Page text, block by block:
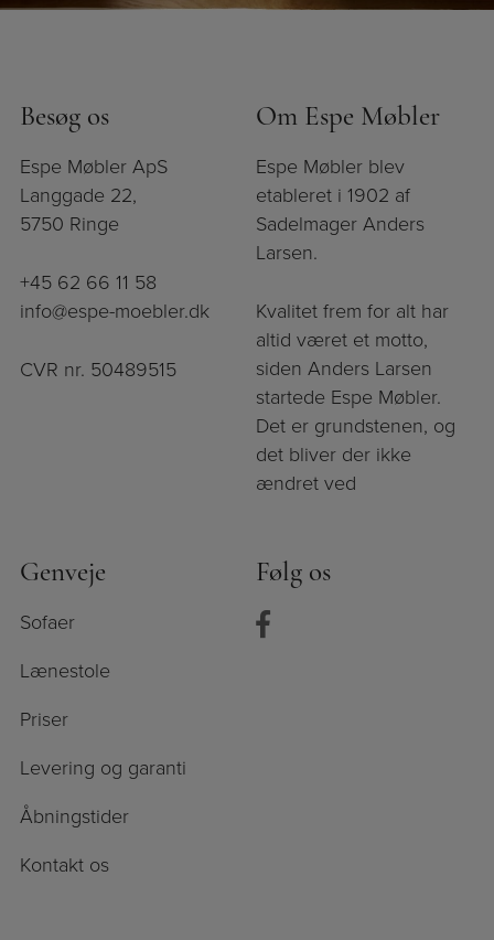
Besøg os
Espe Møbler ApS
Langgade 22,
5750 Ringe
+45 62 66 11 58
info@espe-moebler.dk
CVR nr. 50489515
Om Espe Møbler
Espe Møbler blev
etableret i 1902 af
Sadelmager Anders
Larsen.
Kvalitet frem for alt har
altid været et motto,
siden Anders Larsen
startede Espe Møbler.
Det er grundstenen, og
det bliver der ikke
ændret ved
Genveje
Sofaer
Lænestole
Priser
Levering og garanti
Åbningstider
Kontakt os
Følg os